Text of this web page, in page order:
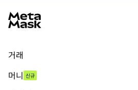
거래
머니 신규